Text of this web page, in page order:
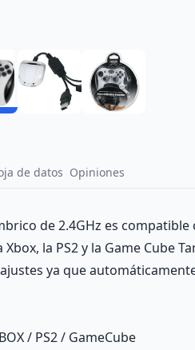
de datos Opiniones
de 2.4GHz es
Xbox, la PS2 y la Game Cube
ya que
/ PS2 / GameCube